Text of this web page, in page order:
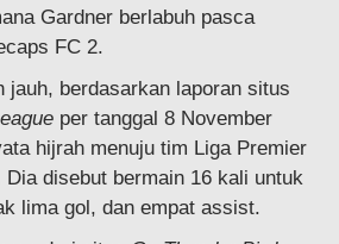
Gardner berlabuh pasca
FC 2.
jauh, berdasarkan laporan situs
per tanggal 8 November
hijrah menuju tim Liga Premier
disebut bermain 16 kali untuk
lima gol, dan empat assist.